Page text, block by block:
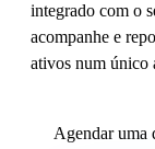
Recursos
integrado com o
acompanhe e
ativos num único
Agendar uma